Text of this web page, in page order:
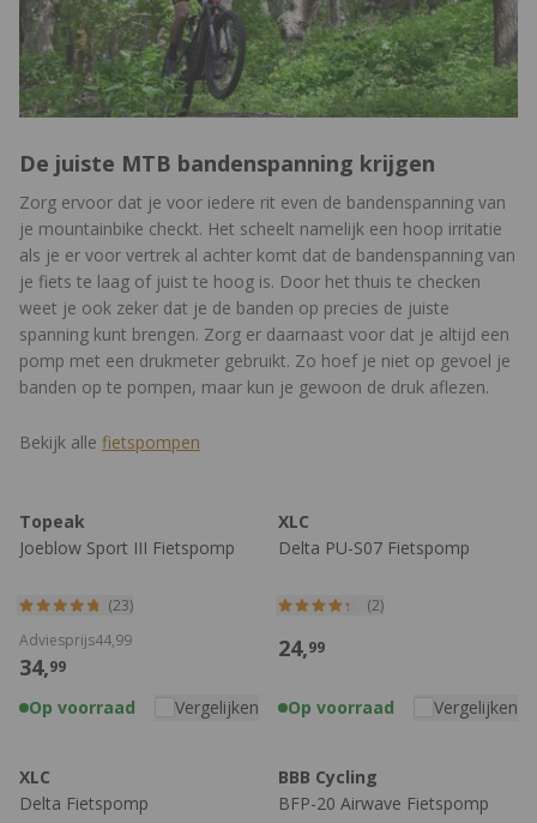
De juiste MTB bandenspanning krijgen
Zorg ervoor dat je voor iedere rit even de bandenspanning van
je mountainbike checkt. Het scheelt namelijk een hoop irritatie
als je er voor vertrek al achter komt dat de bandenspanning van
je fiets te laag of juist te hoog is. Door het thuis te checken
weet je ook zeker dat je de banden op precies de juiste
spanning kunt brengen. Zorg er daarnaast voor dat je altijd een
pomp met een drukmeter gebruikt. Zo hoef je niet op gevoel je
banden op te pompen, maar kun je gewoon de druk aflezen.
Bekijk alle fietspompen
Topeak
Joeblow Sport III Fietspomp
(23)
34,99
Adviesprijs44,99
Op voorraad Vergelijken
XLC
Delta PU-S07 Fietspomp
(2)
24,99
Op voorraad Vergelijken
XLC
Delta Fietspomp
BBB Cycling
BFP-20 Airwave Fietspomp